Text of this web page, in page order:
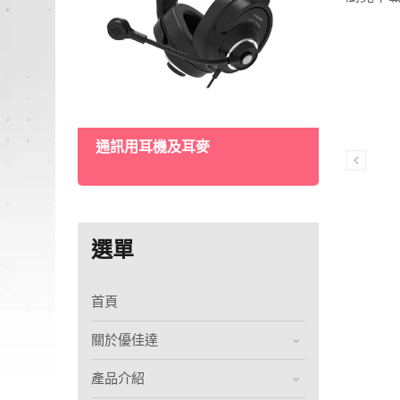
通訊用耳機及耳麥
選單
首頁
關於優佳達
產品介紹